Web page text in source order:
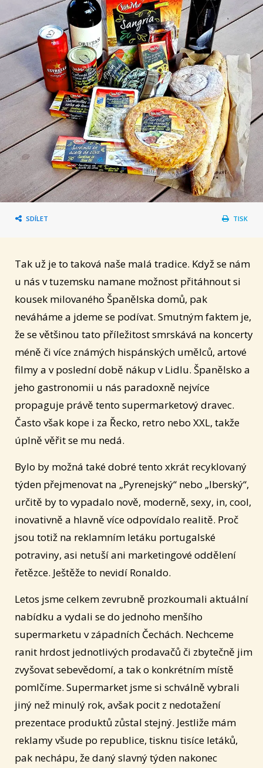
SDÍLET TISK
Tak už je to taková naše malá tradice. Když se nám
u nás v tuzemsku namane možnost přitáhnout si
kousek milovaného Španělska domů, pak
neváháme a jdeme se podívat. Smutným faktem je,
že se většinou tato příležitost smrskává na koncerty
méně či více známých hispánských umělců, artové
filmy a v poslední době nákup v Lidlu. Španělsko a
jeho gastronomii u nás paradoxně nejvíce
propaguje právě tento supermarketový dravec.
Často však kope i za Řecko, retro nebo XXL, takže
úplně věřit se mu nedá.
Bylo by možná také dobré tento xkrát recyklovaný
týden přejmenovat na „Pyrenejský“ nebo „Iberský“,
určitě by to vypadalo nově, moderně, sexy, in, cool,
inovativně a hlavně více odpovídalo realitě. Proč
jsou totiž na reklamním letáku portugalské
potraviny, asi netuší ani marketingové oddělení
řetězce. Ještěže to nevidí Ronaldo.
Letos jsme celkem zevrubně prozkoumali aktuální
nabídku a vydali se do jednoho menšího
supermarketu v západních Čechách. Nechceme
ranit hrdost jednotlivých prodavačů či zbytečně jim
zvyšovat sebevědomí, a tak o konkrétním místě
pomlčíme. Supermarket jsme si schválně vybrali
jiný než minulý rok, avšak pocit z nedotažení
prezentace produktů zůstal stejný. Jestliže mám
reklamy všude po republice, tisknu tisíce letáků,
pak nechápu, že daný slavný týden nakonec